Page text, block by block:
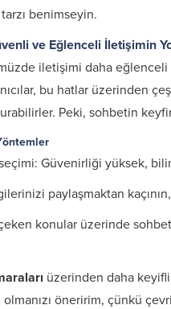
benimseyin.
ve Eğlenceli İletişimin
iletişimi daha
bu hatlar üzerinden
Peki, sohbetin
Güvenirliği yüksek,
paylaşmaktan
konular üzerinde
üzerinden daha
öneririm, çünkü